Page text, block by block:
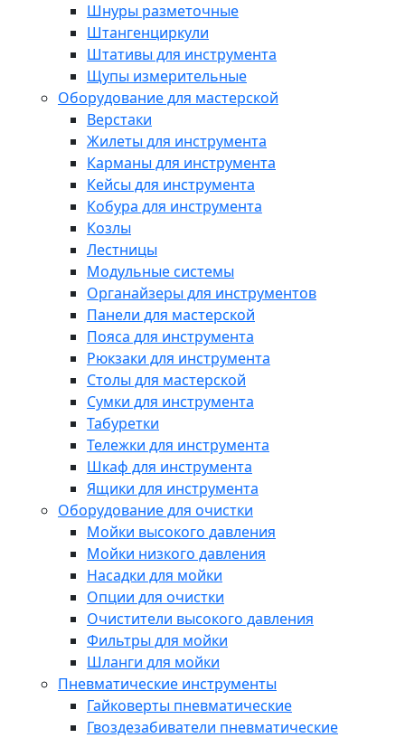
Шнуры разметочные
Штангенциркули
Штативы для инструмента
Щупы измерительные
Оборудование для мастерской
Верстаки
Жилеты для инструмента
Карманы для инструмента
Кейсы для инструмента
Кобура для инструмента
Козлы
Лестницы
Модульные системы
Органайзеры для инструментов
Панели для мастерской
Пояса для инструмента
Рюкзаки для инструмента
Столы для мастерской
Сумки для инструмента
Табуретки
Тележки для инструмента
Шкаф для инструмента
Ящики для инструмента
Оборудование для очистки
Мойки высокого давления
Мойки низкого давления
Насадки для мойки
Опции для очистки
Очистители высокого давления
Фильтры для мойки
Шланги для мойки
Пневматические инструменты
Гайковерты пневматические
Гвоздезабиватели пневматические